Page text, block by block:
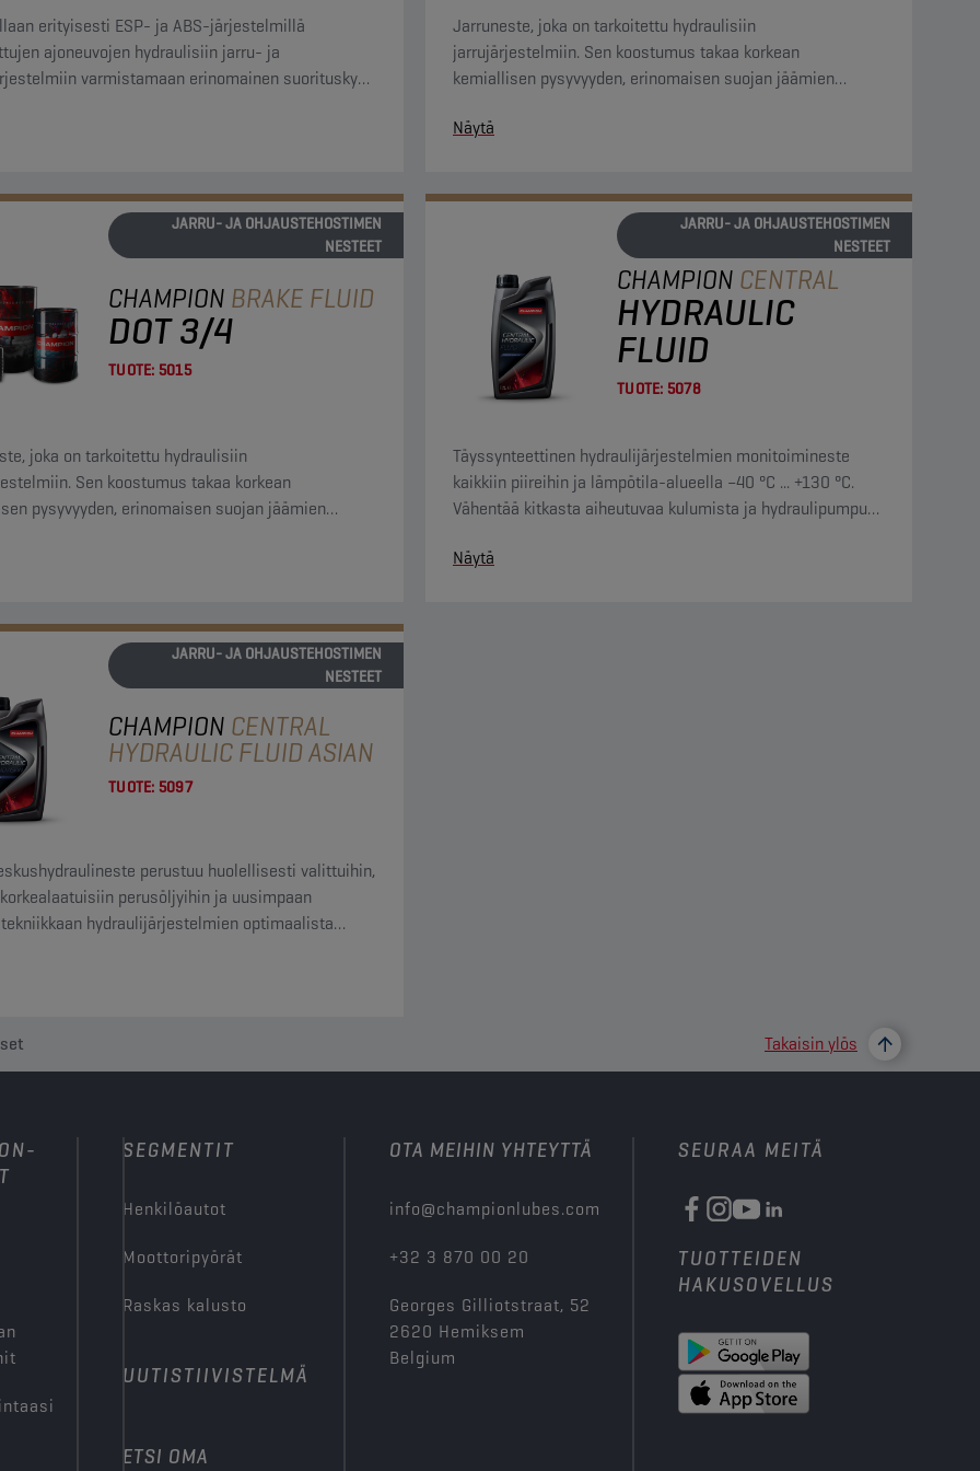
erityisesti ESP- ja ABS-järjestelmillä
ajoneuvojen hydraulisiin jarru- ja
varmistamaan erinomainen suorituskyky
Jarruneste, joka on tarkoitettu hydraulisiin
jarrujärjestelmiin. Sen koostumus takaa korkean
kemiallisen pysyvyyden, erinomaisen suojan jäämien
ja yhteensopivuuden kaikissa piireissä esiintyvien
Näytä
JARRU- JA OHJAUSTEHOSTIMEN
NESTEET
CHAMPION BRAKE FLUID
DOT 3/4
TUOTE: 5015
joka on tarkoitettu hydraulisiin
Sen koostumus takaa korkean
pysyvyyden, erinomaisen suojan jäämien
kaikissa piireissä esiintyvien
JARRU- JA OHJAUSTEHOSTIMEN
NESTEET
CHAMPION CENTRAL
HYDRAULIC
FLUID
TUOTE: 5078
Täyssynteettinen hydraulijärjestelmien monitoimineste
kaikkiin piireihin ja lämpötila-alueella –40 °C ... +130 °C.
Vähentää kitkasta aiheutuvaa kulumista ja hydraulipumpun
Näytä
JARRU- JA OHJAUSTEHOSTIMEN
NESTEET
CHAMPION CENTRAL
HYDRAULIC FLUID ASIAN
TUOTE: 5097
perustuu huolellisesti valittuihin,
perusöljyihin ja uusimpaan
hydraulijärjestelmien optimaalista
Takaisin ylös
SEGMENTIT
Henkilöautot
Moottoripyörät
Raskas kalusto
UUTISTIIVISTELMÄ
ETSI OMA
OTA MEIHIN YHTEYTTÄ
info@championlubes.com
+32 3 870 00 20
Georges Gilliotstraat, 52
2620 Hemiksem
Belgium
SEURAA MEITÄ
TUOTTEIDEN
HAKUSOVELLUS